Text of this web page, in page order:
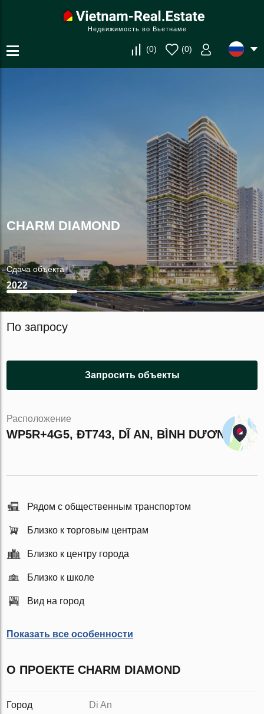
Недвижимость во Вьетнаме
(0) (0)
CHARM DIAMOND
Сдача объекта
2022
По запросу
Запросить объекты
Расположение
WP5R+4G5, ĐT743, DĨ AN, BÌNH DƯƠNG
Рядом с общественным транспортом
Близко к торговым центрам
Близко к центру города
Близко к школе
Вид на город
Показать все особенности
О ПРОЕКТЕ CHARM DIAMOND
Город Di An